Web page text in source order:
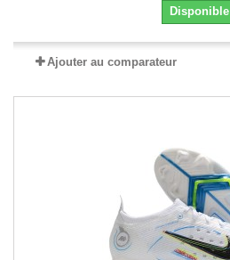
Disponible
Ajouter au comparateur